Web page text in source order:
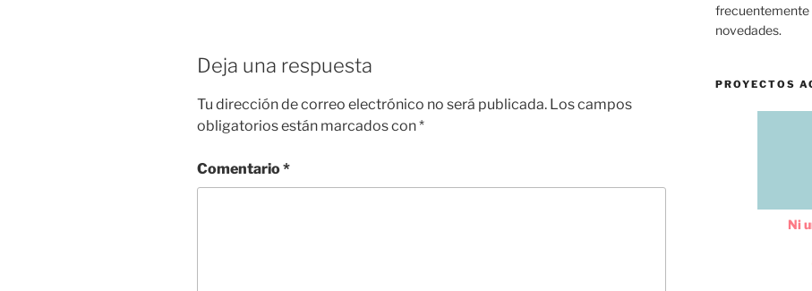
Deja una respuesta
Tu dirección de correo electrónico no será publicada. Los campos
obligatorios están marcados con*
Comentario*
frecuentemente
novedades.
PROYECTOS
Ni